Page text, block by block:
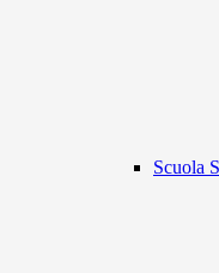
Scuola